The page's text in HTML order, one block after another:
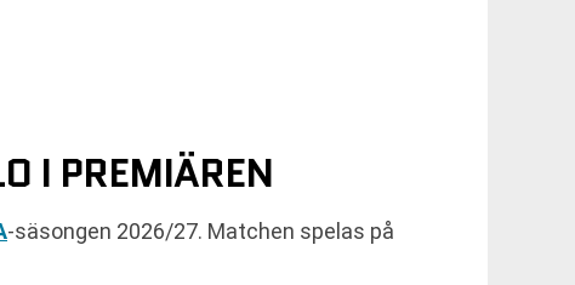
I PREMIÄREN
-säsongen 2026/27. Matchen spelas på